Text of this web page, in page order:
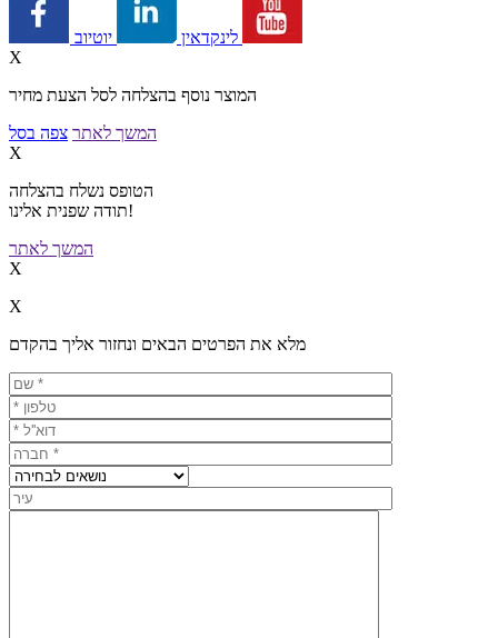
לינקדאין
X
המוצר נוסף בהצלחה לסל הצעת מחיר
המשך לאתר צפה בסל
X
הטופס נשלח בהצלחה
תודה שפנית אלינו!
המשך לאתר
X
X
מלא את הפרטים הבאים ונחזור אליך בהקדם